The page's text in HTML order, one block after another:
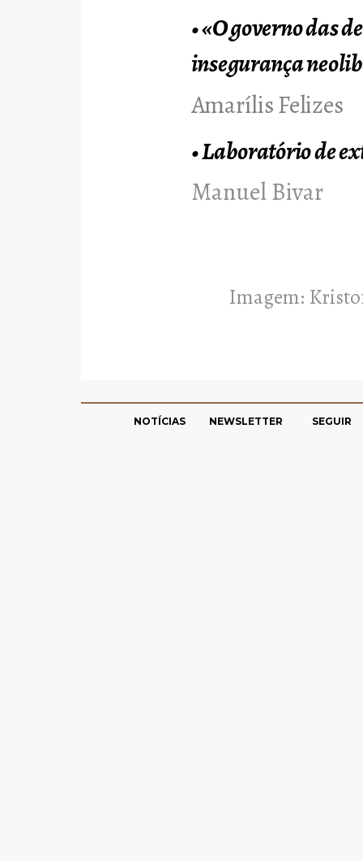
•«O governo das
insegurança
Amarílis Felizes
•Laboratório de
Manuel Bivar
Imagem:
NOTÍCIAS NEWSLETTER SEGUIR